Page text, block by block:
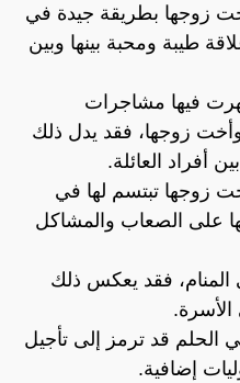
زوجها بطريقة جيدة في
طيبة ومحبة بينها وبين
فيها مشاجرات
وأخت زوجها، فقد يدل ذلك
أفراد العائلة.
زوجها تبتسم لها في
على الصعاب والمشاكل
فقد يعكس ذلك
قد ترمز إلى تأجيل
إضافية.